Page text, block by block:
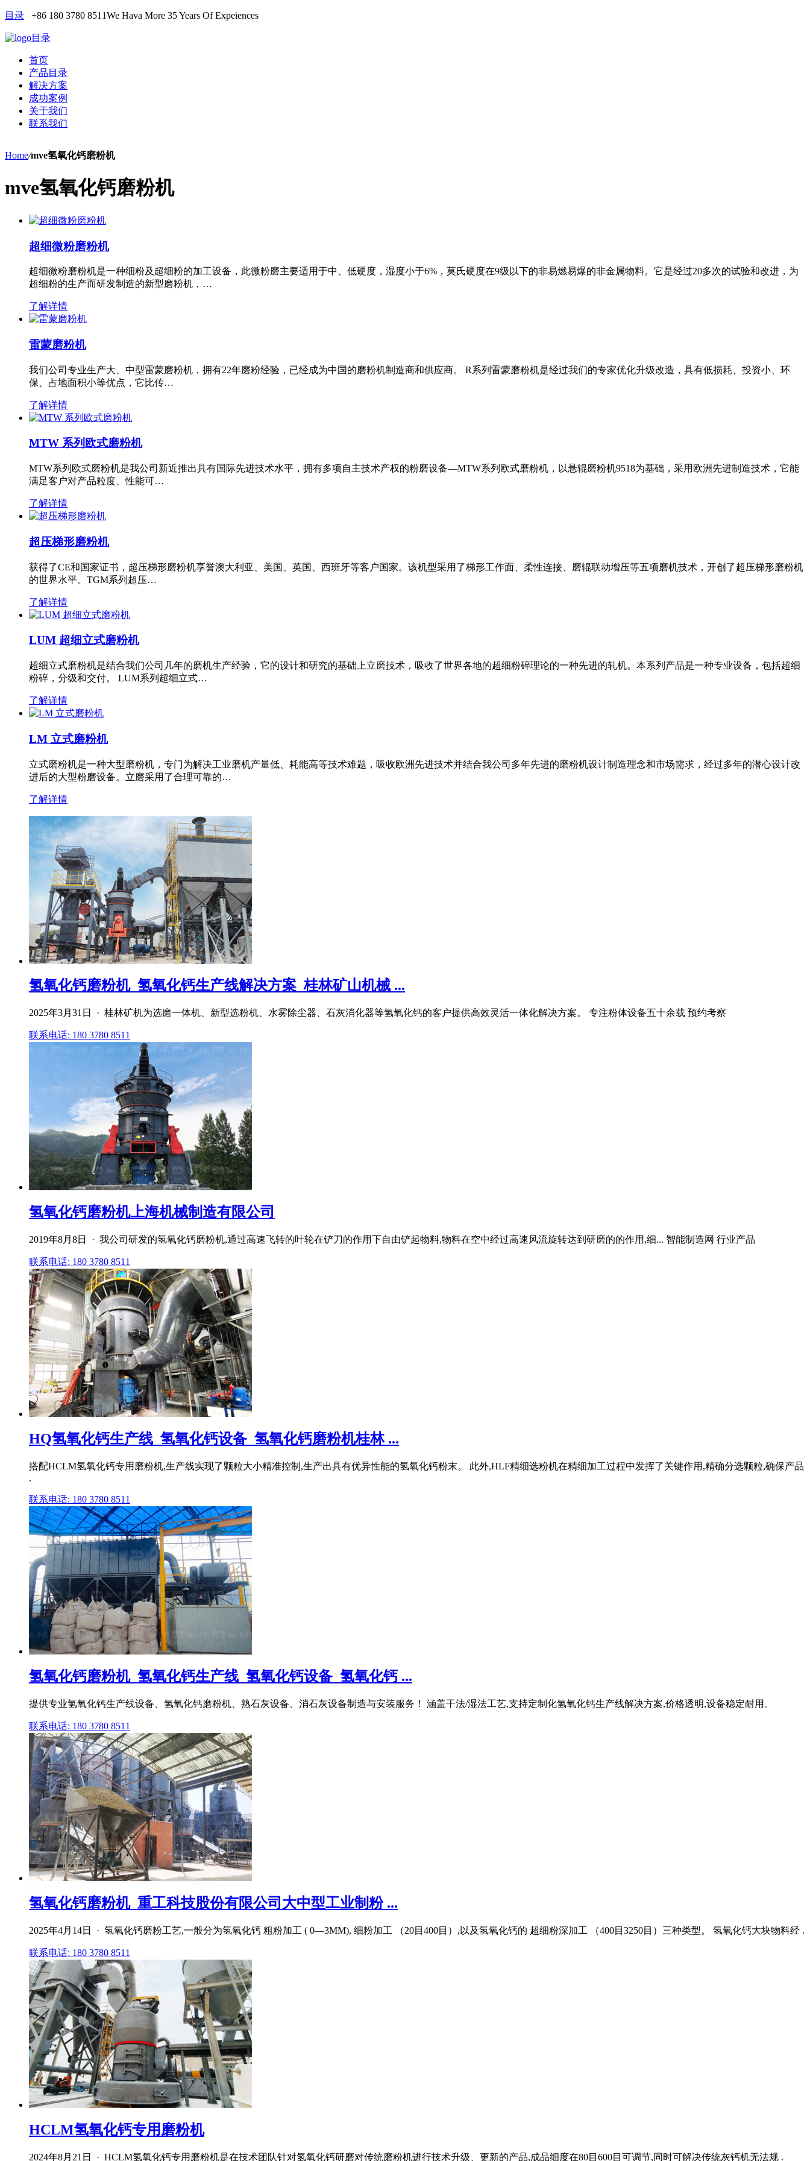
目录 +86 180 3780 8511We Hava More 35 Years Of Expeiences
目录
首页
产品目录
解决方案
成功案例
关于我们
联系我们
Home/mve氢氧化钙磨粉机
mve氢氧化钙磨粉机
超细微粉磨粉机
超细微粉磨粉机是一种细粉及超细粉的加工设备，此微粉磨主要适用于中、低硬度，湿度小于6%，莫氏硬度在9级以下的非易燃易爆的非金属物料。它是经过20多次的试验和改进，为
超细粉的生产而研发制造的新型磨粉机，…
了解详情
雷蒙磨粉机
我们公司专业生产大、中型雷蒙磨粉机，拥有22年磨粉经验，已经成为中国的磨粉机制造商和供应商。 R系列雷蒙磨粉机是经过我们的专家优化升级改造，具有低损耗、投资小、环
保、占地面积小等优点，它比传…
了解详情
MTW 系列欧式磨粉机
MTW系列欧式磨粉机是我公司新近推出具有国际先进技术水平，拥有多项自主技术产权的粉磨设备—MTW系列欧式磨粉机，以悬辊磨粉机9518为基础，采用欧洲先进制造技术，它能
满足客户对产品粒度、性能可…
了解详情
超压梯形磨粉机
获得了CE和国家证书，超压梯形磨粉机享誉澳大利亚、美国、英国、西班牙等客户国家。该机型采用了梯形工作面、柔性连接、磨辊联动增压等五项磨机技术，开创了超压梯形磨粉机
的世界水平。TGM系列超压…
了解详情
LUM 超细立式磨粉机
超细立式磨粉机是结合我们公司几年的磨机生产经验，它的设计和研究的基础上立磨技术，吸收了世界各地的超细粉碎理论的一种先进的轧机。本系列产品是一种专业设备，包括超细
粉碎，分级和交付。 LUM系列超细立式…
了解详情
LM 立式磨粉机
立式磨粉机是一种大型磨粉机，专门为解决工业磨机产量低、耗能高等技术难题，吸收欧洲先进技术并结合我公司多年先进的磨粉机设计制造理念和市场需求，经过多年的潜心设计改
进后的大型粉磨设备。立磨采用了合理可靠的…
了解详情
氢氧化钙磨粉机_氢氧化钙生产线解决方案_桂林矿山机械 ...
2025年3月31日 · 桂林矿机为选磨一体机、新型选粉机、水雾除尘器、石灰消化器等氢氧化钙的客户提供高效灵活一体化解决方案。 专注粉体设备五十余载 预约考察
联系电话: 180 3780 8511
氢氧化钙磨粉机上海机械制造有限公司
2019年8月8日 · 我公司研发的氢氧化钙磨粉机,通过高速飞转的叶轮在铲刀的作用下自由铲起物料,物料在空中经过高速风流旋转达到研磨的的作用,细... 智能制造网 行业产品
联系电话: 180 3780 8511
HQ氢氧化钙生产线_氢氧化钙设备_氢氧化钙磨粉机桂林 ...
搭配HCLM氢氧化钙专用磨粉机,生产线实现了颗粒大小精准控制,生产出具有优异性能的氢氧化钙粉末。 此外,HLF精细选粉机在精细加工过程中发挥了关键作用,精确分选颗粒,确保产品
.
联系电话: 180 3780 8511
氢氧化钙磨粉机_氢氧化钙生产线_氢氧化钙设备_氢氧化钙 ...
提供专业氢氧化钙生产线设备、氢氧化钙磨粉机、熟石灰设备、消石灰设备制造与安装服务！ 涵盖干法/湿法工艺,支持定制化氢氧化钙生产线解决方案,价格透明,设备稳定耐用。
联系电话: 180 3780 8511
氢氧化钙磨粉机_重工科技股份有限公司大中型工业制粉 ...
2025年4月14日 · 氢氧化钙磨粉工艺,一般分为氢氧化钙 粗粉加工 ( 0—3MM), 细粉加工 （20目400目）,以及氢氧化钙的 超细粉深加工 （400目3250目）三种类型。 氢氧化钙大块物料经 .
联系电话: 180 3780 8511
HCLM氢氧化钙专用磨粉机
2024年8月21日 · HCLM氢氧化钙专用磨粉机是在技术团队针对氢氧化钙研磨对传统磨粉机进行技术升级、更新的产品,成品细度在80目600目可调节,同时可解决传统灰钙机无法规 .